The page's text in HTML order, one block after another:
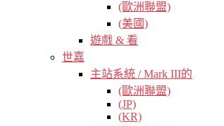
(歐洲聯盟)
(美國)
遊戲 & 看
世嘉
主站系統 / Mark III的
(歐洲聯盟)
(JP)
(KR)